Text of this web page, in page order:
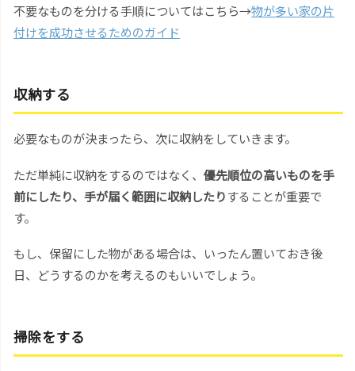
不要なものを分ける手順についてはこちら→物が多い家の片
付けを成功させるためのガイド
収納する
必要なものが決まったら、次に収納をしていきます。
ただ単純に収納をするのではなく、優先順位の高いものを手
前にしたり、手が届く範囲に収納したりすることが重要で
す。
もし、保留にした物がある場合は、いったん置いておき後
日、どうするのかを考えるのもいいでしょう。
掃除をする